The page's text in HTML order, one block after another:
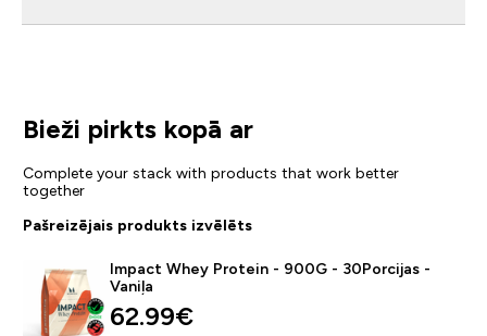
Bieži pirkts kopā ar
Complete your stack with products that work better
together
Pašreizējais produkts izvēlēts
Impact Whey Protein - 900G - 30Porcijas -
Vaniļa
62.99€‎